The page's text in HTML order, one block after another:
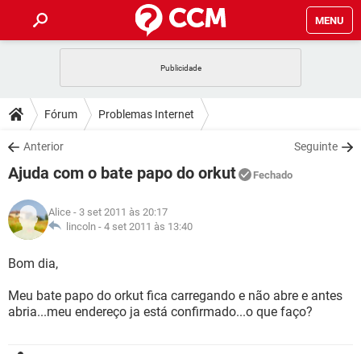
MENU
CELULAR FACEBOOK
OUTLOOK
INSTAGRAM GMAIL
GUIA DE COMPRAS
DICAS
JOGOS WHATSAPP
INSTAGRAM
GUIA DE COMPRAS
DOWNLOADS
JOGOS WHATSAPP
CELULAR
OUTLOOK
INSTAGRAM
FÓRUM
JOGOS
CELULAR
OUTLOOK
INSTAGRAM GMAIL
GLOSSÁRIO
JOGOS
OUTLOOK EXCEL
Fórum Problemas Internet
Anterior Seguinte
Ajuda com o bate papo do orkut Fechado
Alice - 3 set 2011 às 20:17
lincoln - 4 set 2011 às 13:40
Bom dia,
Meu bate papo do orkut fica carregando e não abre e antes
abria...meu endereço ja está confirmado...o que faço?